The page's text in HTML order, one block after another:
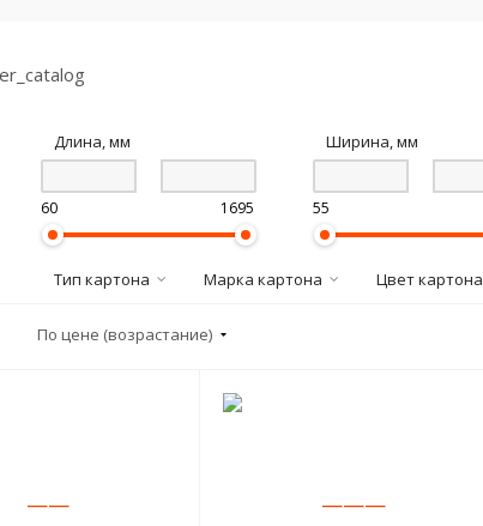
Длина, мм
60 1695
Ширина, мм
55
Тип картона Марка картона Цвет картона
По цене (возрастание)
—— ———